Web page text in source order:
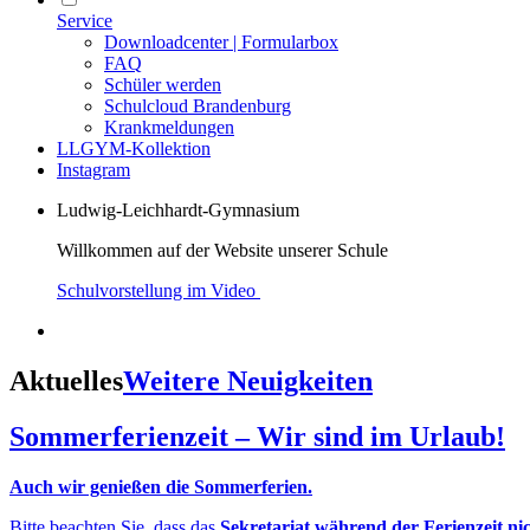
Service
Downloadcenter | Formularbox
FAQ
Schüler werden
Schulcloud Brandenburg
Krankmeldungen
LLGYM-Kollektion
Instagram
Ludwig-Leichhardt-Gymnasium
Willkommen auf der Website unserer Schule
Schulvorstellung im Video
AktuellesWeitere Neuigkeiten
Sommerferienzeit – Wir sind im Urlaub!
Auch wir genießen die Sommerferien.